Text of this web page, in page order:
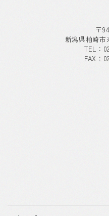
〒
新潟県柏崎市
TEL：
FAX：